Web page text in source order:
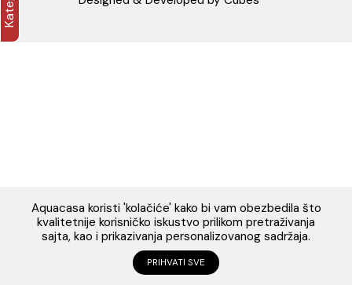
PRATITE NAS
na mejl adresu: webshop@aquacasa.me
Designed & Developed by Cubes